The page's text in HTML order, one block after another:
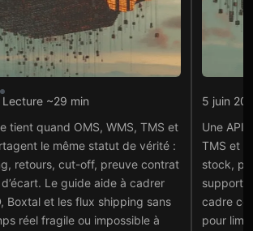
tracking,
marge
→
Lecture ~29 min
tient quand OMS, WMS, TMS et
le même statut de vérité :
retours, cut-off, preuve contrat
Le guide aide à cadrer
Boxtal et les flux shipping sans
réel fragile ou impossible à
5 juin
Une API
TMS et
stock,
support
cadre ce
pour